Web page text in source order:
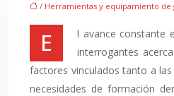
/ Herramientas y equipamiento de
El avance constante e imparable de la tecnología y la dinámica cambiante de los mercados laborales imponen la necesidad de una formación constante. Ante esta realidad, surgen
interrogantes
factores vinculados tanto a
necesidades de formación